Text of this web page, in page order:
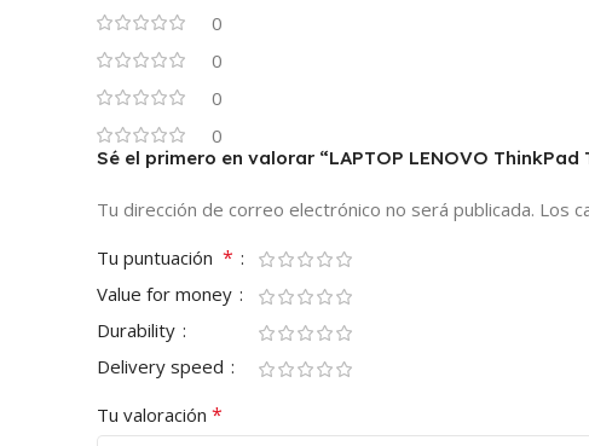
0
0
0
0
Sé el primero en valorar “LAPTOP LENOVO ThinkPad
Tu dirección de correo electrónico no será publicada. Los
Tu puntuación *
Value for money
Durability
Delivery speed
Tu valoración *